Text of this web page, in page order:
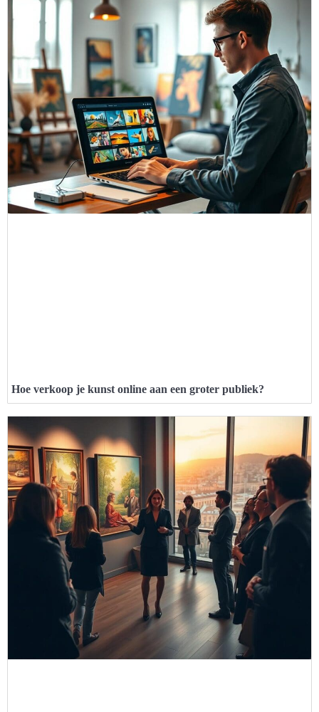
Hoe verkoop je kunst online aan een groter publiek?